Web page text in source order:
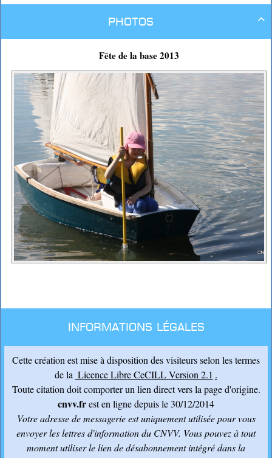

Photos
Fête de la base 2013
Informations légales
Cette création est mise à disposition des visiteurs selon les termes
de la Licence Libre CeCILL Version 2.1 .
Toute citation doit comporter un lien direct vers la page d'origine.
cnvv.frest en ligne depuis le 30/12/2014
Votre adresse de messagerie est uniquement utilisée pour vous
envoyer les lettres d'information du CNVV. Vous pouvez à tout
moment utiliser le lien de désabonnement intégré dans la